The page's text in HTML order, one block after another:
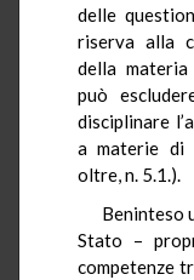
delle
riserva alla
della materia
può
disciplinare
a materie di
oltre, n. 5.1.).
Beninteso
Stato –
competenze